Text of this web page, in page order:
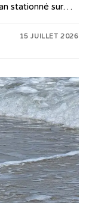
stationné sur…
15 JUILLET 2026